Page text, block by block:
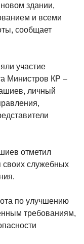
здании,
и всеми
сообщает
участие
Министров КР –
личный
отметил
своих служебных
по улучшению
требованиям,